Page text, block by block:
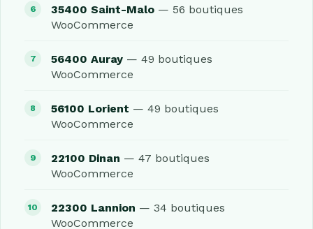
35400 Saint-Malo — 56 boutiques
WooCommerce
56400 Auray — 49 boutiques
WooCommerce
56100 Lorient — 49 boutiques
WooCommerce
22100 Dinan — 47 boutiques
WooCommerce
22300 Lannion — 34 boutiques
WooCommerce